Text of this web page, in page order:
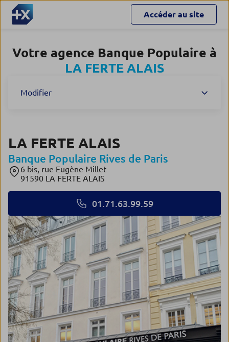
Accéder au site
Votre agence Banque Populaire à
LA FERTE ALAIS
Modifier
LA FERTE ALAIS
Banque Populaire Rives de Paris
6 bis, rue Eugène Millet
91590 LA FERTE ALAIS
01.71.63.99.59